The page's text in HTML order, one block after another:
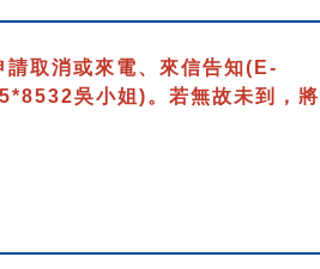
取消或來電、來信告知(E-
吳小姐)。若無故未到，